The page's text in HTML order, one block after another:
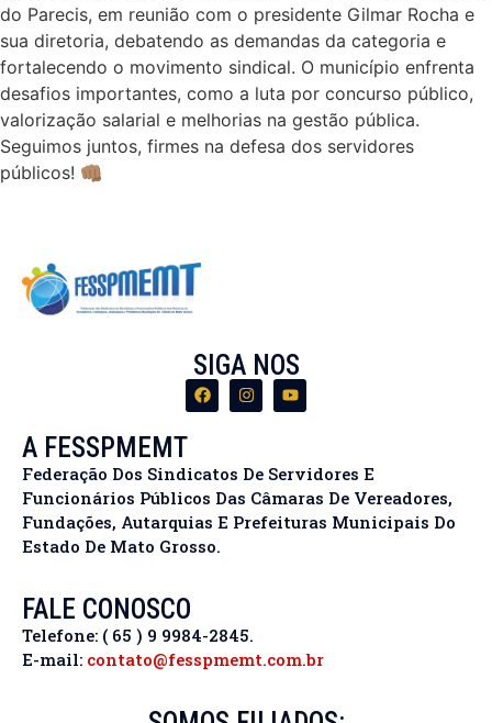
do Parecis, em reunião com o presidente Gilmar Rocha e
sua diretoria, debatendo as demandas da categoria e
fortalecendo o movimento sindical. O município enfrenta
desafios importantes, como a luta por concurso público,
valorização salarial e melhorias na gestão pública.
Seguimos juntos, firmes na defesa dos servidores
públicos! 👊🏽
SIGA NOS
A FESSPMEMT
Federação Dos Sindicatos De Servidores E
Funcionários Públicos Das Câmaras De Vereadores,
Fundações, Autarquias E Prefeituras Municipais Do
Estado De Mato Grosso.
FALE CONOSCO
Telefone: ( 65 ) 9 9984-2845.
E-mail: contato@fesspmemt.com.br